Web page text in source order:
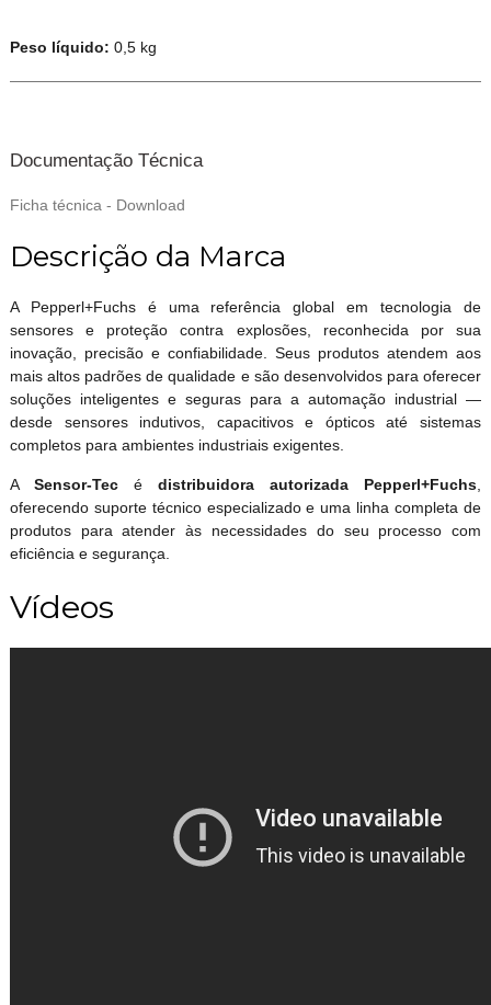
Peso líquido: 0,5 kg
Documentação Técnica
Ficha técnica - Download
Descrição da Marca
A Pepperl+Fuchs é uma referência global em tecnologia de
sensores e proteção contra explosões, reconhecida por sua
inovação, precisão e confiabilidade. Seus produtos atendem aos
mais altos padrões de qualidade e são desenvolvidos para oferecer
soluções inteligentes e seguras para a automação industrial —
desde sensores indutivos, capacitivos e ópticos até sistemas
completos para ambientes industriais exigentes.
A Sensor-Tecé distribuidora autorizada Pepperl+Fuchs,
oferecendo suporte técnico especializado e uma linha completa de
produtos para atender às necessidades do seu processo com
eficiência e segurança.
Vídeos